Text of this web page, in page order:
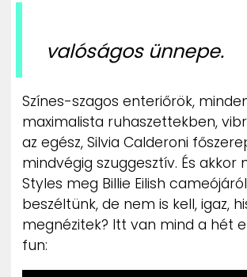
valóságos ünnepe.
Színes-szagos enteriőrök,
maximalista ruhaszettekben,
az egész, Silvia Calderoni
mindvégig szuggesztív. És akkor
Styles meg Billie Eilish
beszéltünk, de nem is kell, igaz,
megnézitek? Itt van mind a hét
fun: